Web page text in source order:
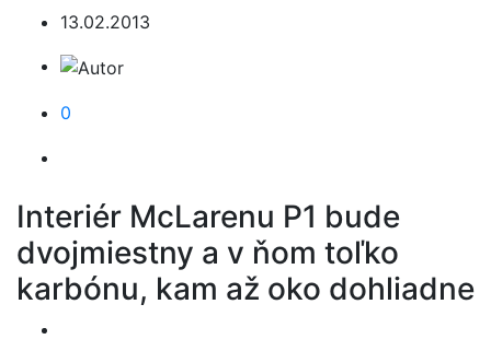
13.02.2013
0
Interiér McLarenu P1 bude
dvojmiestny a v ňom toľko
karbónu, kam až oko dohliadne